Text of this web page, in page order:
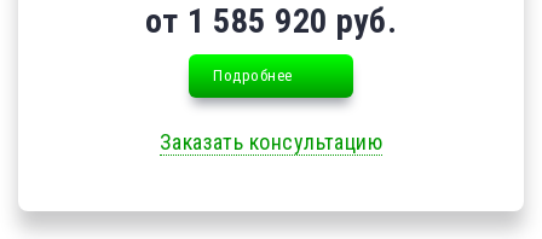
от 1 585 920 руб.
Подробнее
Заказать консультацию